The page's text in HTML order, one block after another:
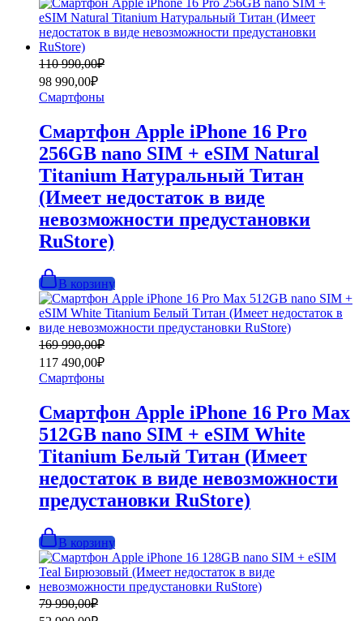
110 990,00₽
Первоначальная
цена
составляла
110
98 990,00₽
Текущая
цена:
98
990,00₽.
Смартфоны
Смартфон Apple iPhone 16 Pro
256GB nano SIM + eSIM Natural
Titanium Натуральный Титан
(Имеет недостаток в виде
невозможности предустановки
RuStore)
В корзину
169 990,00₽
Первоначальная
цена
составляла
169
117 490,00₽
Текущая
цена:
117
490,00₽.
Смартфоны
Смартфон Apple iPhone 16 Pro Max
512GB nano SIM + eSIM White
Titanium Белый Титан (Имеет
недостаток в виде невозможности
предустановки RuStore)
В корзину
79 990,00₽
Первоначальная
цена
Текущая
цена: